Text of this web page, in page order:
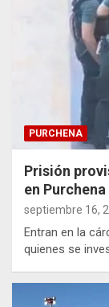
PURCHENA
Prisión
en Purchena
septiembre 16,
Entran en la
quienes se